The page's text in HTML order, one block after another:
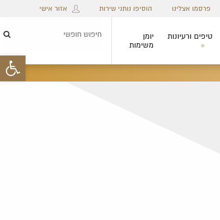
פתח
פרסמו אצלינו הוסיפו נותני שירות אזור אישי
טיפים ורעיונות
יומן
משימות
×